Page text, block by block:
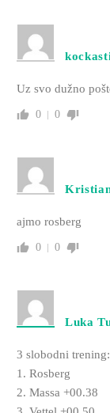
Uz svo dužno
0 0
ajmo rosberg
0 0
Luka
3 slobodni trening:
1. Rosberg
2. Massa +00.38